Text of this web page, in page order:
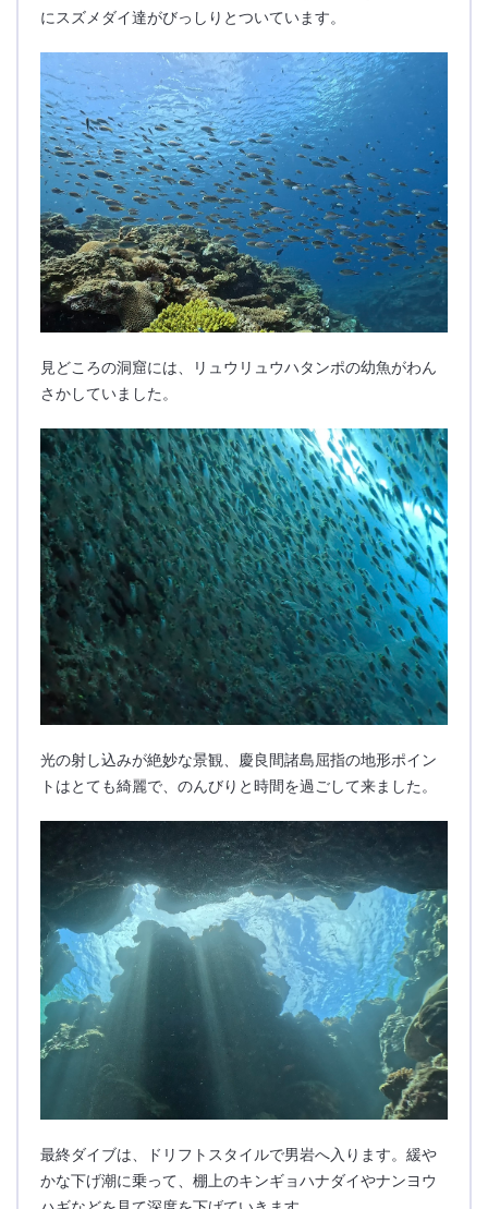
にスズメダイ達がびっしりとついています。
見どころの洞窟には、リュウリュウハタンポの幼魚がわん
さかしていました。
光の射し込みが絶妙な景観、慶良間諸島屈指の地形ポイン
トはとても綺麗で、のんびりと時間を過ごして来ました。
最終ダイブは、ドリフトスタイルで男岩へ入ります。緩や
かな下げ潮に乗って、棚上のキンギョハナダイやナンヨウ